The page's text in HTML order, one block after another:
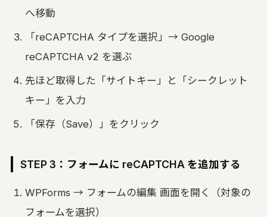
へ移動
「reCAPTCHA タイプを選択」→ Google
reCAPTCHA v2 を選ぶ
先ほど取得した「サイトキー」と「シークレット
キー」を入力
「保存（Save）」をクリック
STEP 3：フォームに reCAPTCHA を追加する
WPForms → フォームの編集 画面を開く（対象の
フォームを選択）